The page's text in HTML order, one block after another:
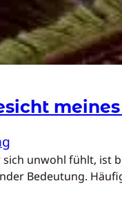
sich unwohl fühlt,
Bedeutung.